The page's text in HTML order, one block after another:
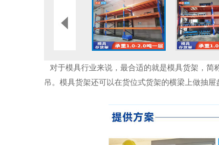
对于模具行业来说，最合适的就是模具货架，简
吊。模具货架还可以在货位式货架的横梁上做抽